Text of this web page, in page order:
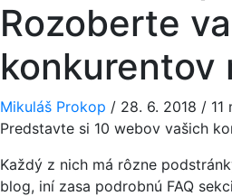
Rozoberte
konkurentov
Mikuláš Prokop / 28. 6. 2018 / 11
Predstavte si 10 webov vašich
Každý z nich má rôzne
blog, iní zasa podrobnú FAQ